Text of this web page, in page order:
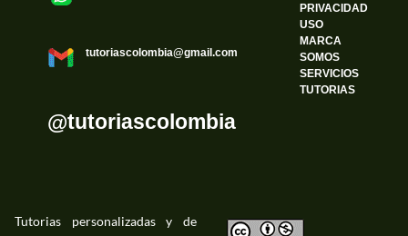
tutoriascolombia@gmail.com
@tutoriascolombia
PRIVACIDAD
USO
MARCA
SOMOS
SERVICIOS
TUTORIAS
Tutorias personalizadas y de